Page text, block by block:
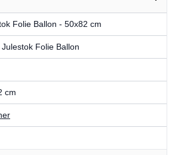
Folie Ballon - 50x82 cm
Julestok Folie Ballon
cm